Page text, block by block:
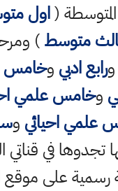
(اول
متوسط)
ورابع ادبي وخامس
وخامس علمي
علمي احيائي و
تجدوها في قناتي
رسمية على موقع